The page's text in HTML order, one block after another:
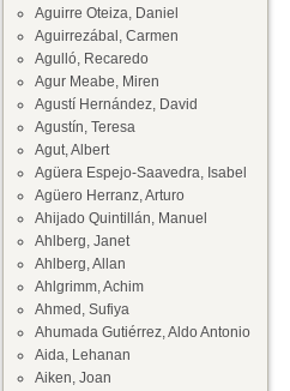
Aguirre Oteiza, Daniel
Aguirrezábal, Carmen
Agulló, Recaredo
Agur Meabe, Miren
Agustí Hernández, David
Agustín, Teresa
Agut, Albert
Agüera Espejo-Saavedra, Isabel
Agüero Herranz, Arturo
Ahijado Quintillán, Manuel
Ahlberg, Janet
Ahlberg, Allan
Ahlgrimm, Achim
Ahmed, Sufiya
Ahumada Gutiérrez, Aldo Antonio
Aida, Lehanan
Aiken, Joan